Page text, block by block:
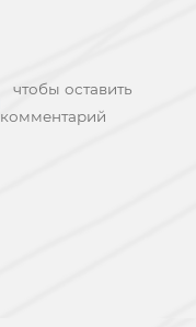
чтобы оставить
комментарий